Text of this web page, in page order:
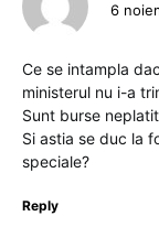
6
Ce se intampla
ministerul nu i-a
Sunt burse
Si astia se duc la
speciale?
Reply